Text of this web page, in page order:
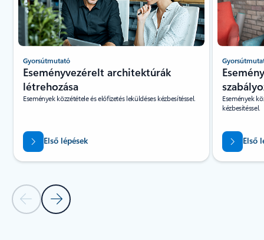
Előző dia – Gyorsútmutatók és oktatóanyagok lapszakasz
Következő dia – Gyorsútmutatók és oktatóanyagok
Gyorsútmutató
Eseményvezérelt architektúrák
létrehozása
Események közzététele és előfizetés leküldéses kézbesítéssel.
Első lépések
Események
kézbesítéssel.
Első